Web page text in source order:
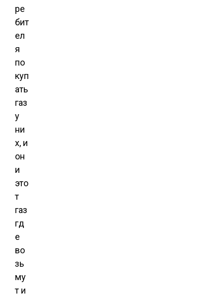
ре
бит
ел
я
по
куп
ать
газ
у
ни
х, и
он
и
это
т
газ
гд
е
во
зь
му
т и